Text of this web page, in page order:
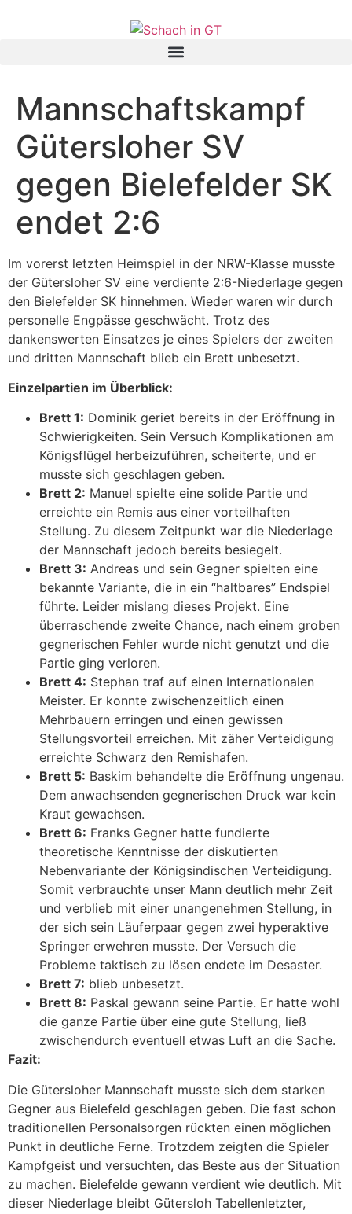
Mannschaftskampf
Gütersloher SV
gegen Bielefelder SK
endet 2:6
Im vorerst letzten Heimspiel in der NRW-Klasse musste
der Gütersloher SV eine verdiente 2:6-Niederlage gegen
den Bielefelder SK hinnehmen. Wieder waren wir durch
personelle Engpässe geschwächt. Trotz des
dankenswerten Einsatzes je eines Spielers der zweiten
und dritten Mannschaft blieb ein Brett unbesetzt.
Einzelpartien im Überblick:
Brett 1: Dominik geriet bereits in der Eröffnung in
Schwierigkeiten. Sein Versuch Komplikationen am
Königsflügel herbeizuführen, scheiterte, und er
musste sich geschlagen geben.
Brett 2: Manuel spielte eine solide Partie und
erreichte ein Remis aus einer vorteilhaften
Stellung. Zu diesem Zeitpunkt war die Niederlage
der Mannschaft jedoch bereits besiegelt.
Brett 3: Andreas und sein Gegner spielten eine
bekannte Variante, die in ein “haltbares” Endspiel
führte. Leider mislang dieses Projekt. Eine
überraschende zweite Chance, nach einem groben
gegnerischen Fehler wurde nicht genutzt und die
Partie ging verloren.
Brett 4: Stephan traf auf einen Internationalen
Meister. Er konnte zwischenzeitlich einen
Mehrbauern erringen und einen gewissen
Stellungsvorteil erreichen. Mit zäher Verteidigung
erreichte Schwarz den Remishafen.
Brett 5: Baskim behandelte die Eröffnung ungenau.
Dem anwachsenden gegnerischen Druck war kein
Kraut gewachsen.
Brett 6: Franks Gegner hatte fundierte
theoretische Kenntnisse der diskutierten
Nebenvariante der Königsindischen Verteidigung.
Somit verbrauchte unser Mann deutlich mehr Zeit
und verblieb mit einer unangenehmen Stellung, in
der sich sein Läuferpaar gegen zwei hyperaktive
Springer erwehren musste. Der Versuch die
Probleme taktisch zu lösen endete im Desaster.
Brett 7: blieb unbesetzt.
Brett 8: Paskal gewann seine Partie. Er hatte wohl
die ganze Partie über eine gute Stellung, ließ
zwischendurch eventuell etwas Luft an die Sache.
Fazit:
Die Gütersloher Mannschaft musste sich dem starken
Gegner aus Bielefeld geschlagen geben. Die fast schon
traditionellen Personalsorgen rückten einen möglichen
Punkt in deutliche Ferne. Trotzdem zeigten die Spieler
Kampfgeist und versuchten, das Beste aus der Situation
zu machen. Bielefelde gewann verdient wie deutlich. Mit
dieser Niederlage bleibt Gütersloh Tabellenletzter,